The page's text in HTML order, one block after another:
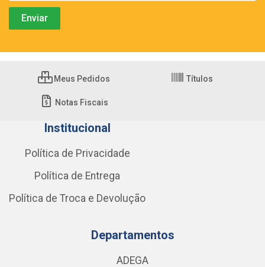
Meus Pedidos Títulos
Notas Fiscais
Institucional
Política de Privacidade
Política de Entrega
Política de Troca e Devolução
Departamentos
ADEGA